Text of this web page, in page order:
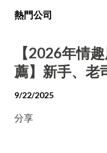
熱門公司
【2026年情
薦】新手、老
9/22/2025
分享